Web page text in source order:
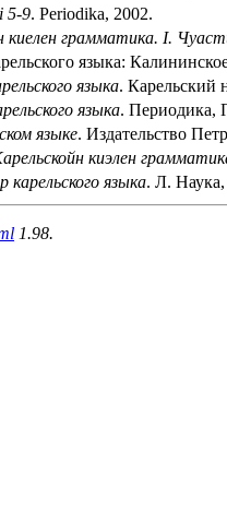
5-9. Periodika, 2002.
киелен грамматика. I.
языка:
языка. Карельский
языка. Периодика,
языке. Издательство
киэлен
карельского языка. Л. Наука,
1.98.